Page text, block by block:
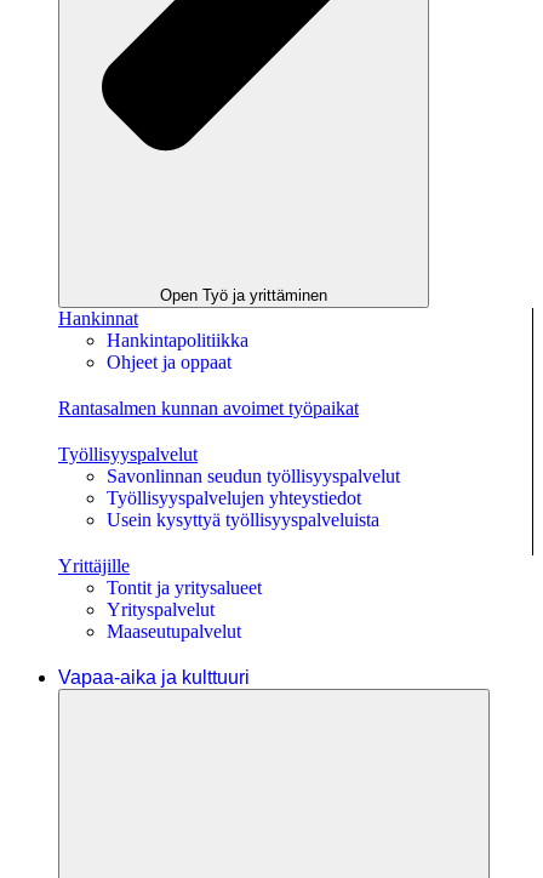
Open Työ ja yrittäminen
Hankinnat
Hankintapolitiikka
Ohjeet ja oppaat
Rantasalmen kunnan avoimet työpaikat
Työllisyyspalvelut
Savonlinnan seudun työllisyyspalvelut
Työllisyyspalvelujen yhteystiedot
Usein kysyttyä työllisyyspalveluista
Yrittäjille
Tontit ja yritysalueet
Yrityspalvelut
Maaseutupalvelut
Vapaa-aika ja kulttuuri